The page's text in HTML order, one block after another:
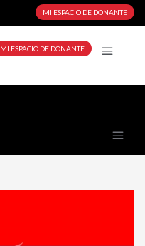
MI ESPACIO DE DONANTE
MI ESPACIO DE DONANTE